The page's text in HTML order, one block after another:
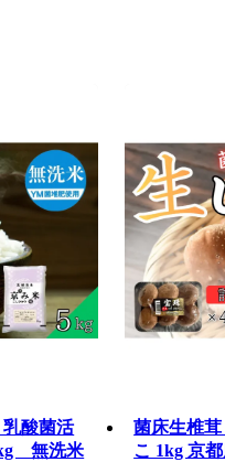
酸菌活
無洗米
菌床生椎
こ 1kg 京